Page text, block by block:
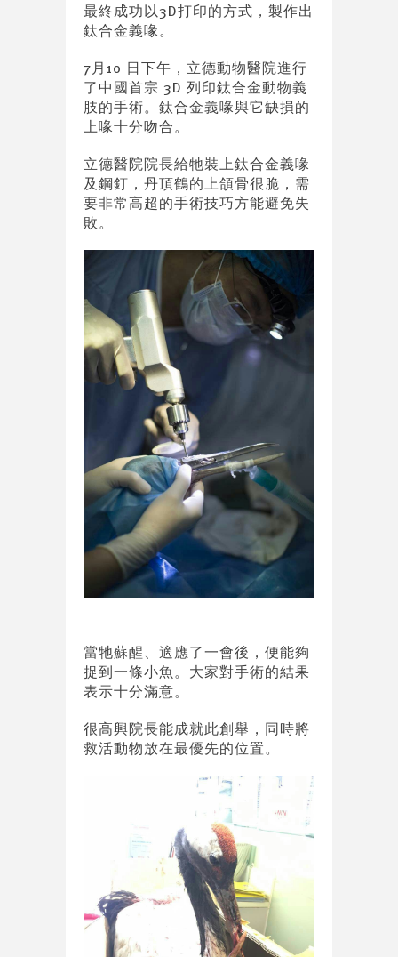
最終成功以3D打印的方式，製作出
鈦合金義喙。
7月10 日下午，立德動物醫院進行
了中國首宗 3D 列印鈦合金動物義
肢的手術。鈦合金義喙與它缺損的
上喙十分吻合。
立德醫院院長給牠裝上鈦合金義喙
及鋼釘，丹頂鶴的上頜骨很脆，需
要非常高超的手術技巧方能避免失
敗。
當牠蘇醒、適應了一會後，便能夠
捉到一條小魚。大家對手術的結果
表示十分滿意。
很高興院長能成就此創舉，同時將
救活動物放在最優先的位置。